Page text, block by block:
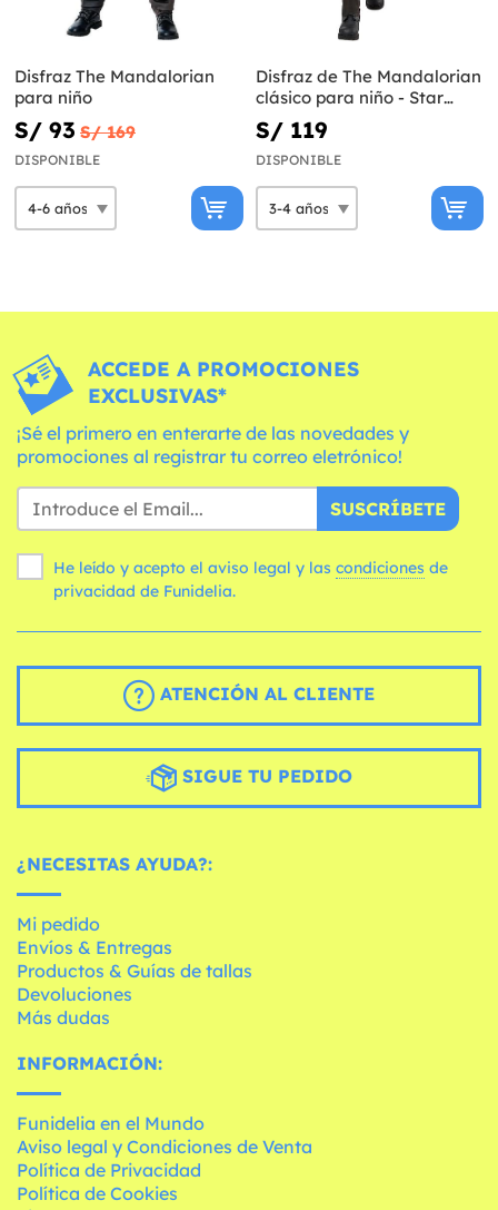
Disfraz The Mandalorian
para niño
S/ 93 S/ 169
DISPONIBLE
Disfraz de The Mandalorian
clásico para niño - Star
Wars
S/ 119
DISPONIBLE
ACCEDE A PROMOCIONES
EXCLUSIVAS*
¡Sé el primero en enterarte de las novedades y
promociones al registrar tu correo eletrónico!
SUSCRÍBETE
He leído y acepto el aviso legal y las condiciones
privacidad de Funidelia.
ATENCIÓN AL CLIENTE
SIGUE TU PEDIDO
¿NECESITAS AYUDA?:
Mi pedido
Envíos & Entregas
Productos & Guías de tallas
Devoluciones
Más dudas
INFORMACIÓN:
Funidelia en el Mundo
Aviso legal y Condiciones de Venta
Política de Privacidad
Política de Cookies